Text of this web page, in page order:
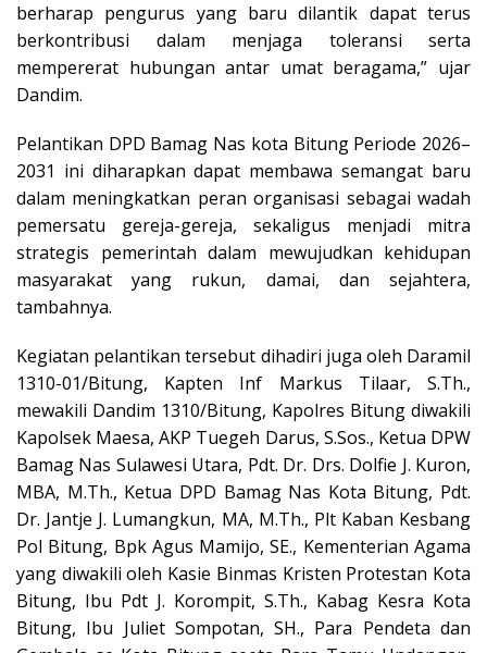
berharap pengurus yang baru dilantik dapat terus
berkontribusi dalam menjaga toleransi serta
mempererat hubungan antar umat beragama,” ujar
Dandim.
Pelantikan DPD Bamag Nas kota Bitung Periode 2026–
2031 ini diharapkan dapat membawa semangat baru
dalam meningkatkan peran organisasi sebagai wadah
pemersatu gereja-gereja, sekaligus menjadi mitra
strategis pemerintah dalam mewujudkan kehidupan
masyarakat yang rukun, damai, dan sejahtera,
tambahnya.
Kegiatan pelantikan tersebut dihadiri juga oleh Daramil
1310-01/Bitung, Kapten Inf Markus Tilaar, S.Th.,
mewakili Dandim 1310/Bitung, Kapolres Bitung diwakili
Kapolsek Maesa, AKP Tuegeh Darus, S.Sos., Ketua DPW
Bamag Nas Sulawesi Utara, Pdt. Dr. Drs. Dolfie J. Kuron,
MBA, M.Th., Ketua DPD Bamag Nas Kota Bitung, Pdt.
Dr. Jantje J. Lumangkun, MA, M.Th., Plt Kaban Kesbang
Pol Bitung, Bpk Agus Mamijo, SE., Kementerian Agama
yang diwakili oleh Kasie Binmas Kristen Protestan Kota
Bitung, Ibu Pdt J. Korompit, S.Th., Kabag Kesra Kota
Bitung, Ibu Juliet Sompotan, SH., Para Pendeta dan